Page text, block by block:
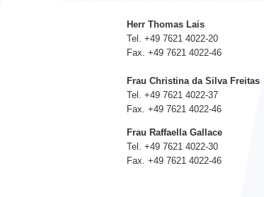
Herr Thomas Lais
Tel. +49 7621 4022-20
Fax. +49 7621 4022-46
Frau Christina da Silva Freitas
Tel. +49 7621 4022-37
Fax. +49 7621 4022-46
Frau Raffaella Gallace
Tel. +49 7621 4022-30
Fax. +49 7621 4022-46